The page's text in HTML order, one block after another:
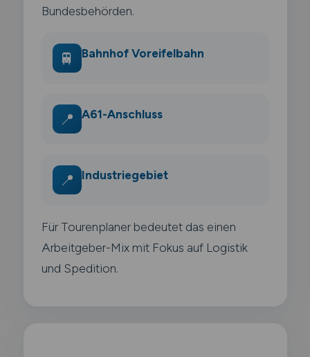
Bundesbehörden.
🚆 Bahnhof Voreifelbahn
📍 A61-Anschluss
📍 Industriegebiet
Für Tourenplaner bedeutet das einen
Arbeitgeber-Mix mit Fokus auf Logistik
und Spedition.